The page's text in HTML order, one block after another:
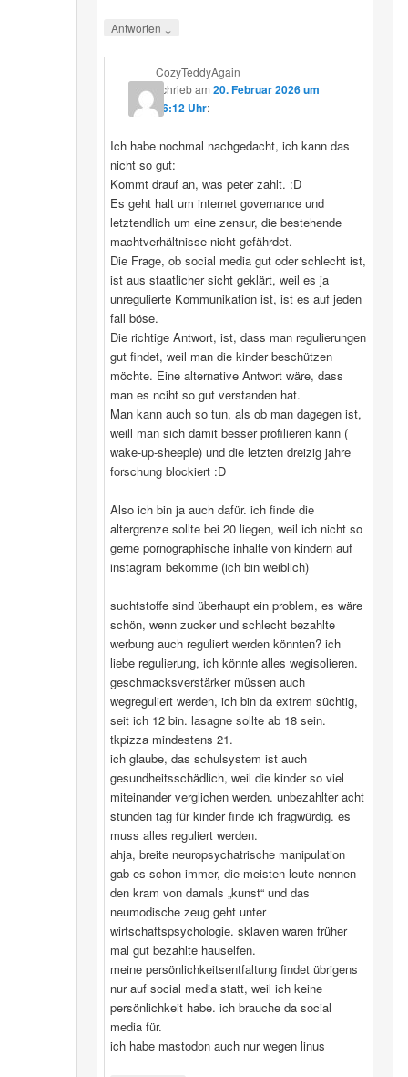
Antworten ↓
CozyTeddyAgain
schriebam20. Februar 2026 um
16:12 Uhr:
Ich habe nochmal nachgedacht, ich kann das
nicht so gut:
Kommt drauf an, was peter zahlt. :D
Es geht halt um internet governance und
letztendlich um eine zensur, die bestehende
machtverhältnisse nicht gefährdet.
Die Frage, ob social media gut oder schlecht ist,
ist aus staatlicher sicht geklärt, weil es ja
unregulierte Kommunikation ist, ist es auf jeden
fall böse.
Die richtige Antwort, ist, dass man regulierungen
gut findet, weil man die kinder beschützen
möchte. Eine alternative Antwort wäre, dass
man es nciht so gut verstanden hat.
Man kann auch so tun, als ob man dagegen ist,
weill man sich damit besser profilieren kann (
wake-up-sheeple) und die letzten dreizig jahre
forschung blockiert :D
Also ich bin ja auch dafür. ich finde die
altergrenze sollte bei 20 liegen, weil ich nicht so
gerne pornographische inhalte von kindern auf
instagram bekomme (ich bin weiblich)
suchtstoffe sind überhaupt ein problem, es wäre
schön, wenn zucker und schlecht bezahlte
werbung auch reguliert werden könnten? ich
liebe regulierung, ich könnte alles wegisolieren.
geschmacksverstärker müssen auch
wegreguliert werden, ich bin da extrem süchtig,
seit ich 12 bin. lasagne sollte ab 18 sein.
tkpizza mindestens 21.
ich glaube, das schulsystem ist auch
gesundheitsschädlich, weil die kinder so viel
miteinander verglichen werden. unbezahlter acht
stunden tag für kinder finde ich fragwürdig. es
muss alles reguliert werden.
ahja, breite neuropsychatrische manipulation
gab es schon immer, die meisten leute nennen
den kram von damals „kunst“ und das
neumodische zeug geht unter
wirtschaftspsychologie. sklaven waren früher
mal gut bezahlte hauselfen.
meine persönlichkeitsentfaltung findet übrigens
nur auf social media statt, weil ich keine
persönlichkeit habe. ich brauche da social
media für.
ich habe mastodon auch nur wegen linus